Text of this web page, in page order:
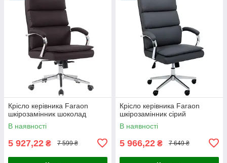
Крісло керівника Faraon
шкірозамінник шоколад
В наявності
5 927,22 ₴ 7 599 ₴
Крісло керівника Faraon
шкірозамінник сірий
В наявності
5 966,22 ₴ 7 649 ₴